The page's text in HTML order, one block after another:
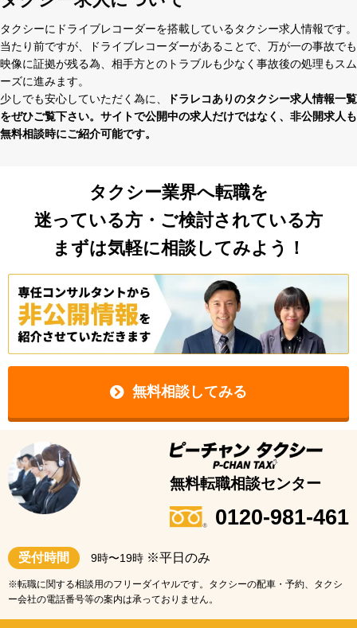
タクシーにドライブレコーダーを搭載しているタクシー求⼈情報です。
当たり前ですが、ドライブレコーダーがあることで、万が⼀の事故でも
映像に証拠が残る為、相⼿⽅とのトラブルも少なく事故後の処理もスム
ーズに進みます。
少しでも安⼼していただく為に、
ドラレコありのタクシー求⼈情報⼀覧
をぜひご覧下さい。サイトで公開中の求⼈だけではなく、⾮公開求⼈も
無料相談時にご紹介可能です。
タクシー業界へ転職を
迷っている方・ご検討されている方
まずは気軽に相談してみよう！
無料相談してみる
無料転職相談センター
0120-981-461
受付時間 9時〜19時 ※平日のみ
※転職に関する相談用のフリーダイヤルです。タクシーの配車・予約、タクシ
ー会社の電話番号等の案内は承っておりません。